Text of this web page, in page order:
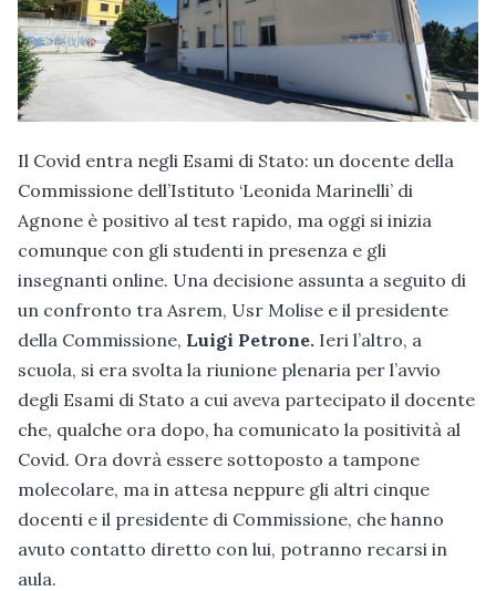
Il Covid entra negli Esami di Stato: un docente della
Commissione dell’Istituto ‘Leonida Marinelli’ di
Agnone è positivo al test rapido, ma oggi si inizia
comunque con gli studenti in presenza e gli
insegnanti online. Una decisione assunta a seguito di
un confronto tra Asrem, Usr Molise e il presidente
della Commissione, Luigi Petrone. Ieri l’altro, a
scuola, si era svolta la riunione plenaria per l’avvio
degli Esami di Stato a cui aveva partecipato il docente
che, qualche ora dopo, ha comunicato la positività al
Covid. Ora dovrà essere sottoposto a tampone
molecolare, ma in attesa neppure gli altri cinque
docenti e il presidente di Commissione, che hanno
avuto contatto diretto con lui, potranno recarsi in
aula.